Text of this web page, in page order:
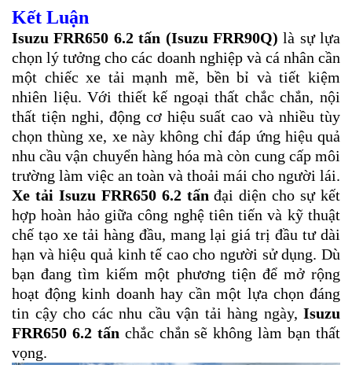
Kết Luận
Isuzu FRR650 6.2 tấn (Isuzu FRR90Q) là sự lựa
chọn lý tưởng cho các doanh nghiệp và cá nhân cần
một chiếc xe tải mạnh mẽ, bền bỉ và tiết kiệm
nhiên liệu. Với thiết kế ngoại thất chắc chắn, nội
thất tiện nghi, động cơ hiệu suất cao và nhiều tùy
chọn thùng xe, xe này không chỉ đáp ứng hiệu quả
nhu cầu vận chuyển hàng hóa mà còn cung cấp môi
trường làm việc an toàn và thoải mái cho người lái.
Xe tải Isuzu FRR650 6.2 tấn đại diện cho sự kết
hợp hoàn hảo giữa công nghệ tiên tiến và kỹ thuật
chế tạo xe tải hàng đầu, mang lại giá trị đầu tư dài
hạn và hiệu quả kinh tế cao cho người sử dụng. Dù
bạn đang tìm kiếm một phương tiện để mở rộng
hoạt động kinh doanh hay cần một lựa chọn đáng
tin cậy cho các nhu cầu vận tải hàng ngày, Isuzu
FRR650 6.2 tấn chắc chắn sẽ không làm bạn thất
vọng.